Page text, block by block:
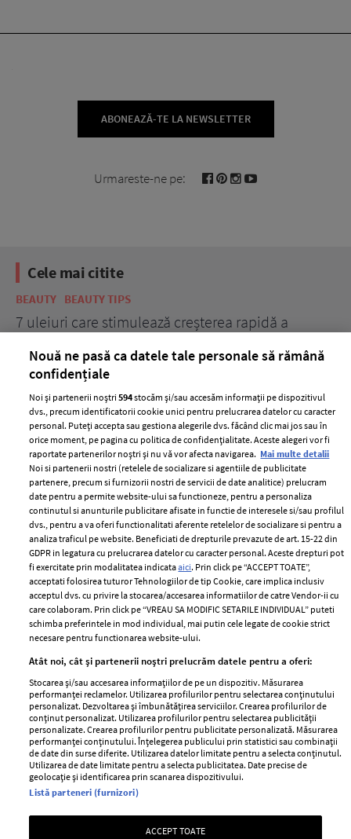
ABONEAZĂ-TE LA NEWSLETTER
Urmareste-ne pe:
Cele mai citite
BEAUTY BEAUTY TIPS
7 uleiuri care stimulează creșterea rapidă a
ELLE Style Awards
2024
Despre ELLE
Romania
Contact
Abonamente
Termeni si conditii
Politica de
confidențialitate
Politica de cookies
Publicitate
GSP
Unica
Baby
Retete
femei
Viva
Avantaje
Retete practice
Pariază responsabil! Decizia ONJN nr. 821/25.09.2025.
Jocurile de noroc sunt interzise minorilor.
Nouă ne pasă ca datele tale personale să rămână
confidențiale
Noi și partenerii noștri594stocăm și/sau accesăm informații pe dispozitivul
dvs., precum identificatorii cookie unici pentru prelucrarea datelor cu caracter
personal. Puteți accepta sau gestiona alegerile dvs. făcând clic mai jos sau în
orice moment, pe pagina cu politica de confidențialitate. Aceste alegeri vor fi
raportate partenerilor noștri și nu vă vor afecta navigarea. Mai multe detalii
Noi si partenerii nostri (retelele de socializare si agentiile de publicitate
partenere, precum si furnizorii nostri de servicii de date analitice) prelucram
date pentru a permite website-ului sa functioneze, pentru a personaliza
continutul si anunturile publicitare afisate in functie de interesele si/sau profilul
dvs., pentru a va oferi functionalitati aferente retelelor de socializare si pentru a
analiza traficul pe website. Beneficiati de drepturile prevazute de art. 15-22 din
GDPR in legatura cu prelucrarea datelor cu caracter personal. Aceste drepturi pot
fi exercitate prin modalitatea indicataaici. Prin click pe “ACCEPT TOATE”,
acceptati folosirea tuturor Tehnologiilor de tip Cookie, care implica inclusiv
acceptul dvs. cu privire la stocarea/accesarea informatiilor de catre Vendor-ii cu
care colaboram. Prin click pe “VREAU SA MODIFIC SETARILE INDIVIDUAL” puteti
schimba preferintele in mod individual, mai putin cele legate de cookie strict
necesare pentru functionarea website-ului.
Atât noi, cât și partenerii noștri prelucrăm datele pentru a oferi:
Stocarea și/sau accesarea informațiilor de pe un dispozitiv. Măsurarea
performanței reclamelor. Utilizarea profilurilor pentru selectarea conținutului
personalizat. Dezvoltarea și îmbunătățirea serviciilor. Crearea profilurilor de
conținut personalizat. Utilizarea profilurilor pentru selectarea publicității
personalizate. Crearea profilurilor pentru publicitate personalizată. Măsurarea
performanței conținutului. Înțelegerea publicului prin statistici sau combinații
de date din surse diferite. Utilizarea datelor limitate pentru a selecta conținutul.
Utilizarea de date limitate pentru a selecta publicitatea. Date precise de
geolocație și identificarea prin scanarea dispozitivului.
Listă parteneri (furnizori)
ACCEPT TOATE